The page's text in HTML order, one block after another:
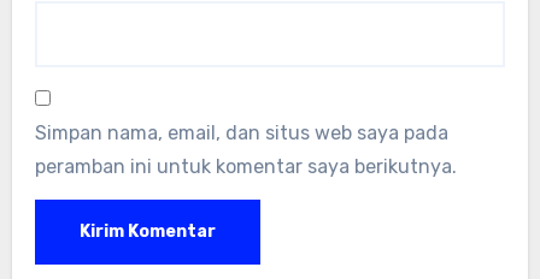
Simpan nama, email, dan situs web saya pada
peramban ini untuk komentar saya berikutnya.